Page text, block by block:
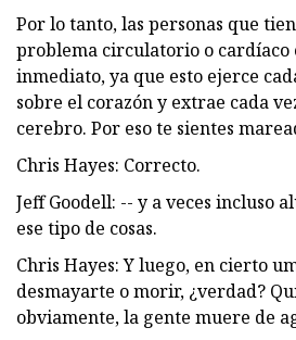
Por lo tanto, las personas que
problema circulatorio o cardíaco
inmediato, ya que esto ejerce
sobre el corazón y extrae cada
cerebro. Por eso te sientes
Chris Hayes: Correcto.
Jeff Goodell: -- y a veces incluso
ese tipo de cosas.
Chris Hayes: Y luego, en cierto
desmayarte o morir, ¿verdad?
obviamente, la gente muere de